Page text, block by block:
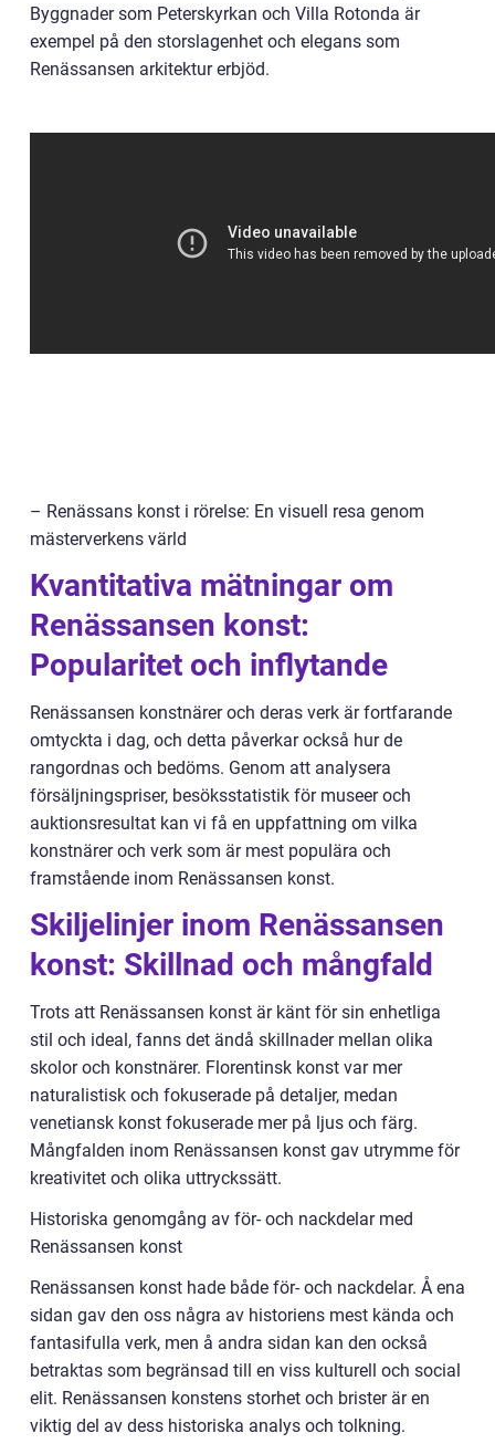
Byggnader som Peterskyrkan och Villa Rotonda är
exempel på den storslagenhet och elegans som
Renässansen arkitektur erbjöd.
– Renässans konst i rörelse: En visuell resa genom
mästerverkens värld
Kvantitativa mätningar om
Renässansen konst:
Popularitet och inflytande
Renässansen konstnärer och deras verk är fortfarande
omtyckta i dag, och detta påverkar också hur de
rangordnas och bedöms. Genom att analysera
försäljningspriser, besöksstatistik för museer och
auktionsresultat kan vi få en uppfattning om vilka
konstnärer och verk som är mest populära och
framstående inom Renässansen konst.
Skiljelinjer inom Renässansen
konst: Skillnad och mångfald
Trots att Renässansen konst är känt för sin enhetliga
stil och ideal, fanns det ändå skillnader mellan olika
skolor och konstnärer. Florentinsk konst var mer
naturalistisk och fokuserade på detaljer, medan
venetiansk konst fokuserade mer på ljus och färg.
Mångfalden inom Renässansen konst gav utrymme för
kreativitet och olika uttryckssätt.
Historiska genomgång av för- och nackdelar med
Renässansen konst
Renässansen konst hade både för- och nackdelar. Å ena
sidan gav den oss några av historiens mest kända och
fantasifulla verk, men å andra sidan kan den också
betraktas som begränsad till en viss kulturell och social
elit. Renässansen konstens storhet och brister är en
viktig del av dess historiska analys och tolkning.